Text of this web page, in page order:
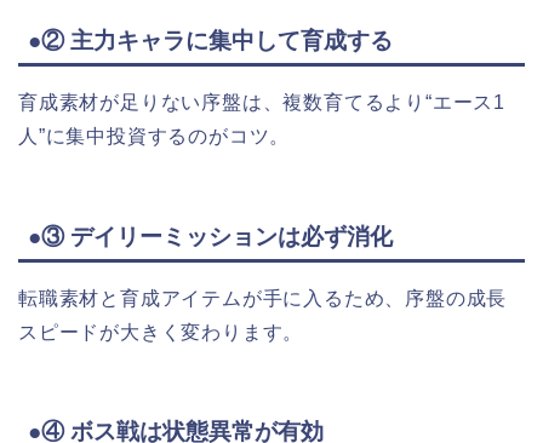
●② 主力キャラに集中して育成する
育成素材が足りない序盤は、複数育てるより“エース1
人”に集中投資するのがコツ。
●③ デイリーミッションは必ず消化
転職素材と育成アイテムが手に入るため、序盤の成長
スピードが大きく変わります。
●④ ボス戦は状態異常が有効